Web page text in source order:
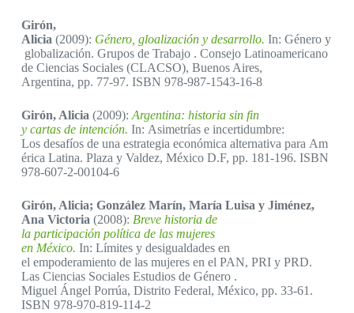
Girón,
Alicia (2009): Género, gloalización y desarrollo. In: Género y
globalización. Grupos de Trabajo . Consejo Latinoamericano
de Ciencias Sociales (CLACSO), Buenos Aires,
Argentina, pp. 77-97. ISBN 978-987-1543-16-8
Girón, Alicia (2009): Argentina: historia sin fin
y cartas de intención. In: Asimetrías e incertidumbre:
Los desafíos de una estrategia económica alternativa para Am
érica Latina. Plaza y Valdez, México D.F, pp. 181-196. ISBN
978-607-2-00104-6
Girón, Alicia; González Marín, María Luisa y Jiménez,
Ana Victoria (2008): Breve historia de
la participación política de las mujeres
en México. In: Límites y desigualdades en
el empoderamiento de las mujeres en el PAN, PRI y PRD.
Las Ciencias Sociales Estudios de Género .
Miguel Ángel Porrúa, Distrito Federal, México, pp. 33-61.
ISBN 978-970-819-114-2